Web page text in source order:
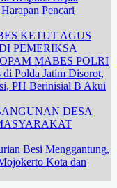
Pencari
KETUT AGUS
PEMERIKSA
MABES POLRI
Polda Jatim Disorot,
PH Berinisial B Akui
DESA
Besi Menggantung,
Kota dan